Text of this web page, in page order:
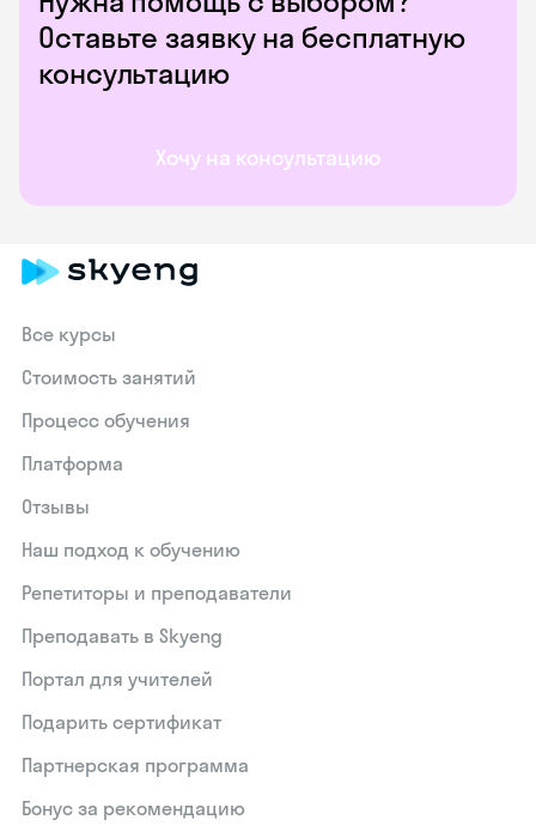
Оставьте заявку на бесплатную
консультацию
Хочу на консультацию
Все курсы
Стоимость занятий
Процесс обучения
Платформа
Отзывы
Наш подход к обучению
Репетиторы и преподаватели
Преподавать в Skyeng
Портал для учителей
Подарить сертификат
Партнерская программа
Бонус за рекомендацию